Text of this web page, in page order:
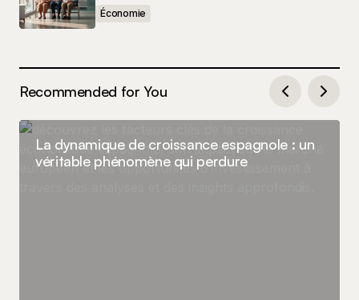
Économie
Recommended for You
La dynamique de croissance espagnole : un
véritable phénomène qui perdure